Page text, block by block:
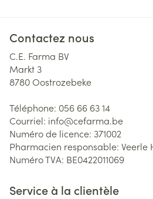
Contactez nous
C.E. Farma BV
Markt 3
8780Oostrozebeke
Téléphone: 056 66 63 14
Courriel: info@cefarma.be
Numéro de licence: 371002
Pharmacien responsable: Veerle
Numéro TVA: BE0422011069
Service à la clientèle